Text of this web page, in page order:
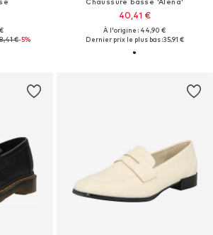
€-5%
40,41 €
À l'origine : 44,90 €
Dernier prix le plus bas :35,91 €